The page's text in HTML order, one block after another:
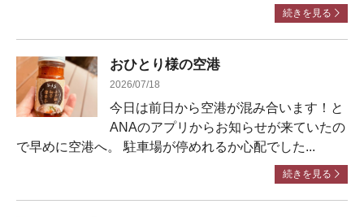
続きを見る
おひとり様の空港
2026/07/18
今日は前日から空港が混み合います！と
ANAのアプリからお知らせが来ていたの
で早めに空港へ。 駐車場が停めれるか心配でした...
続きを見る